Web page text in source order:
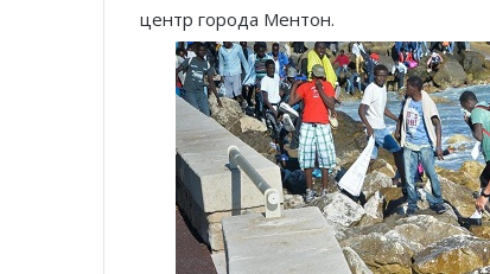
центр города Ментон.